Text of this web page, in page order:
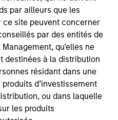
par ailleurs que les
site peuvent concerner
par des entités de
qu’elles ne
destinées à la distribution
résidant dans une
d’investissement
ou dans laquelle
les produits
Europe, the Middle
of regional
markets portfolios.
industry with
Stanley acquired
Hussein earned a
the American
in mathematical
He holds the
designation.